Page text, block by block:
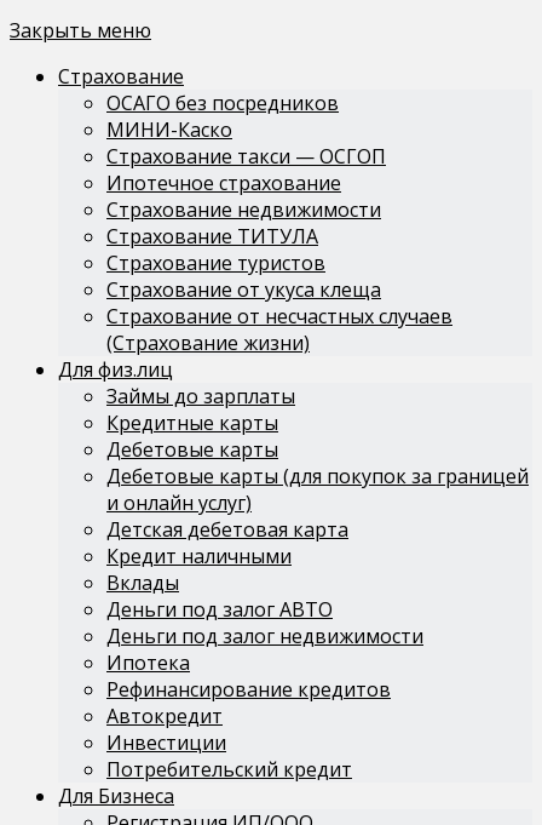
Закрыть меню
Страхование
ОСАГО без посредников
МИНИ-Каско
Страхование такси — ОСГОП
Ипотечное страхование
Страхование недвижимости
Страхование ТИТУЛА
Страхование туристов
Страхование от укуса клеща
Страхование от несчастных случаев
(Страхование жизни)
Для физ.лиц
Займы до зарплаты
Кредитные карты
Дебетовые карты
Дебетовые карты (для покупок за границей
и онлайн услуг)
Детская дебетовая карта
Кредит наличными
Вклады
Деньги под залог АВТО
Деньги под залог недвижимости
Ипотека
Рефинансирование кредитов
Автокредит
Инвестиции
Потребительский кредит
Для Бизнеса